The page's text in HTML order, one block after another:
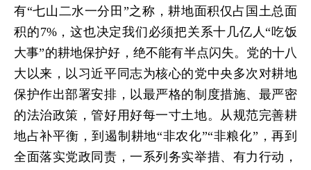
有“七山二水一分田”之称，耕地面积仅占国土总面
积的7%，这也决定我们必须把关系十几亿人“吃饭
大事”的耕地保护好，绝不能有半点闪失。党的十八
大以来，以习近平同志为核心的党中央多次对耕地
保护作出部署安排，以最严格的制度措施、最严密
的法治政策，管好用好每一寸土地。从规范完善耕
地占补平衡，到遏制耕地“非农化”“非粮化”，再到
全面落实党政同责，一系列务实举措、有力行动，